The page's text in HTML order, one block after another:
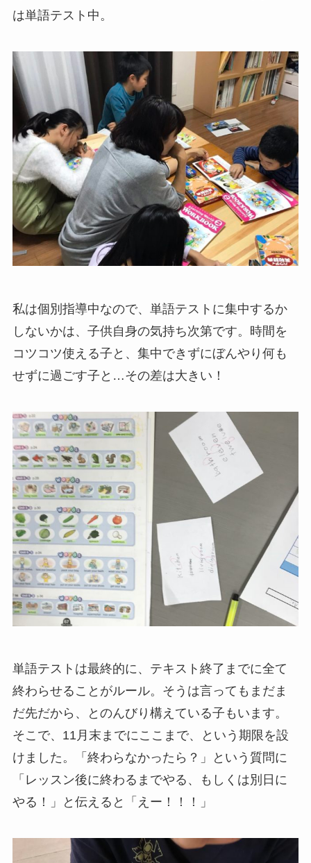
は単語テスト中。
私は個別指導中なので、単語テストに集中するか
しないかは、子供自身の気持ち次第です。時間を
コツコツ使える子と、集中できずにぼんやり何も
せずに過ごす子と…その差は大きい！
単語テストは最終的に、テキスト終了までに全て
終わらせることがルール。そうは言ってもまだま
だ先だから、とのんびり構えている子もいます。
そこで、11月末までにここまで、という期限を設
けました。「終わらなかったら？」という質問に
「レッスン後に終わるまでやる、もしくは別日に
やる！」と伝えると「えー！！！」